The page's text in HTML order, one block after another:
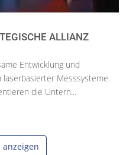
ALLIANZ
Entwicklung und
Messsysteme.
die Untern...